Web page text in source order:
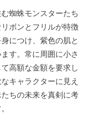
蜘蛛モンスターたち
ボンとフリルが特徴
につけ、紫色の肌と
す。常に周囲に小さ
高額な金額を要求し
キャラクターに見え
ちの未来を真剣に考